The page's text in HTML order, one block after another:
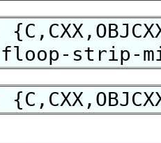
strip-